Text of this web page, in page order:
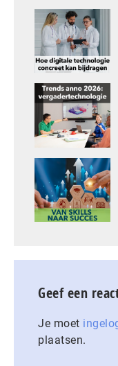
Geef een
Je moet
plaatsen.